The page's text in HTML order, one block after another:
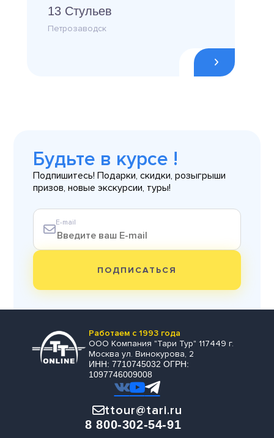
13 Стульев
Петрозаводск
Будьте в курсе !
Подпишитесь! Подарки, скидки, розыгрыши
призов, новые экскурсии, туры!
E-mail
ПОДПИСАТЬСЯ
Работаем с 1993 года
ООО Компания "Тари Тур" 117449 г.
Москва ул. Винокурова, 2
ИНН: 7710745032 ОГРН:
1097746009008
ttour@tari.ru
8 800-302-54-91